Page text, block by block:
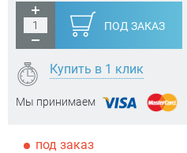
ПОД ЗАКАЗ
Купить в 1 клик
Мы принимаем
под заказ